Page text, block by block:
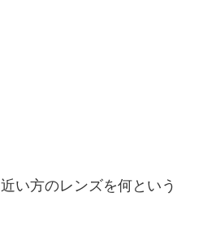
い方のレンズを何という